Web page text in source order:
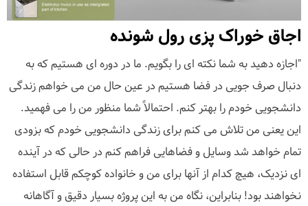
اجاق خوراک پزی رول شونده
"اجازه دهید به شما نکته ای را بگویم. ما در دوره ای هستیم که به
دنبال صرف جویی در فضا هستیم در عین حال من می خواهم زندگی
دانشجویی خودم را بهتر کنم. احتمالاً شما منظور من را می فهمید.
این یعنی من تلاش می کنم برای زندگی دانشجویی خودم که بزودی
تمام خواهد شد وسایل و فضاهایی فراهم کنم در حالی که در آینده
ای نزدیک، هیچ کدام از آنها برای من و خانواده کوچکم قابل استفاده
نخواهند بود! بنابراین، نگاه من به این پروژه بسیار دقیق و آگاهانه